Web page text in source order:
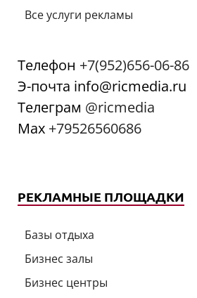
Все услуги рекламы
Телефон +7(952)656-06-86
Э-почта info@ricmedia.ru
Телеграм @ricmedia
Мах +79526560686
РЕКЛАМНЫЕ ПЛОЩАДКИ
Базы отдыха
Бизнес залы
Бизнес центры